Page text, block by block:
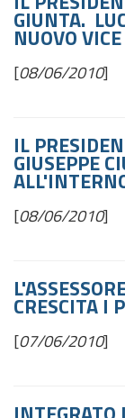
GIUNTA.
NUOVO
[08/06/2010]
IL
GIUSEPPE
[08/06/2010]
CRESCITA I
[07/06/2010]